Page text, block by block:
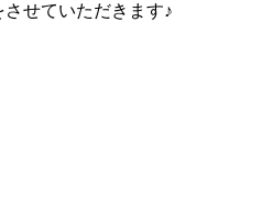
せていただきます♪